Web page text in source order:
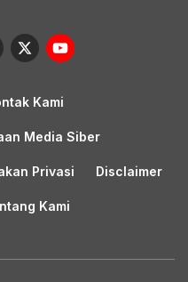
TikTok
X
Kami
Media Siber
Privasi Disclaimer
Kami